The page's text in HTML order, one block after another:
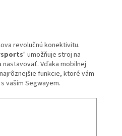
revolučnú konektivitu.
" umožňuje stroj na
nastavovať. Vďaka mobilnej
funkcie, ktoré vám
vaším Segwayem.